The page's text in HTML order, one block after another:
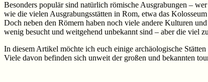
Besonders populär sind natürlich römische Ausgrabungen –
wie die vielen Ausgrabungsstätten in Rom, etwa das
Doch neben den Römern haben noch viele andere Kulturen
wenig besucht und weitgehend unbekannt sind – aber die viel
In diesem Artikel möchte ich euch einige archäologische
Viele davon befinden sich unweit der großen und bekannten